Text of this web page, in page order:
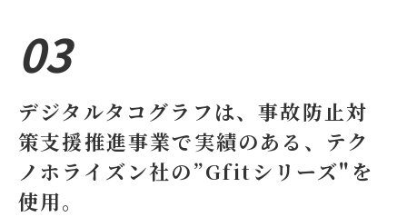
03
デジタルタコグラフは、事故防止対
策支援推進事業で実績のある、テク
ノホライズン社の”Gfitシリーズ"を
使用。